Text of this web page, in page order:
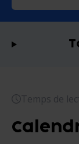
Temps de